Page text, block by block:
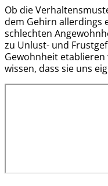
Ob die
dem Gehirn allerdings
schlechten
zu Unlust- und
Gewohnheit etablieren
wissen, dass sie uns